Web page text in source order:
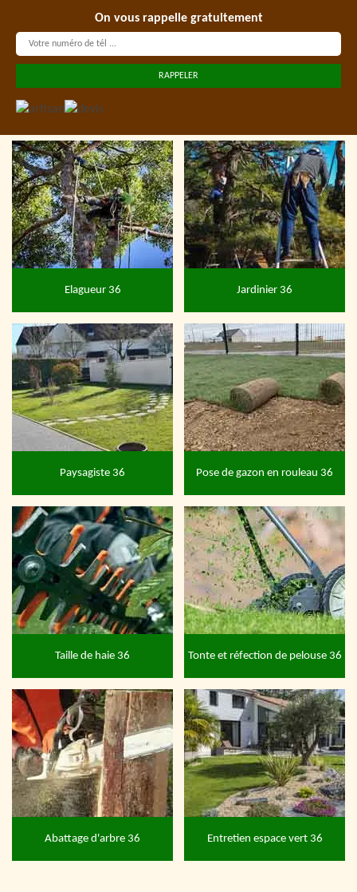
On vous rappelle gratuitement
Elagueur 36 Jardinier 36
Paysagiste 36 Pose de gazon en rouleau 36
Taille de haie 36 Tonte et réfection de pelouse 36
Abattage d'arbre 36 Entretien espace vert 36